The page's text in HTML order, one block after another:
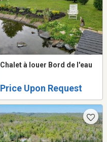
Chalet à louer Bord de l'eau
Price Upon Request